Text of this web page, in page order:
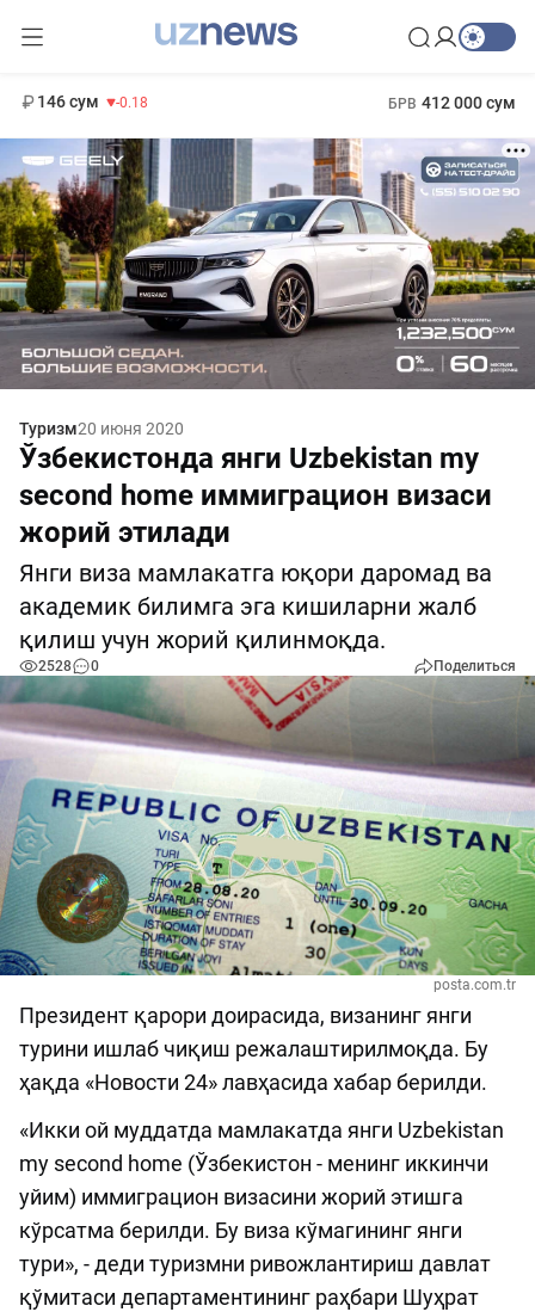
146 сум -0.18 БРВ 412 000 сум
Туризм20 июня 2020
Ўзбекистонда янги Uzbekistan my
second home иммиграцион визаси
жорий этилади
Янги виза мамлакатга юқори даромад ва
академик билимга эга кишиларни жалб
қилиш учун жорий қилинмоқда.
2528 0 Поделиться
posta.com.tr
Президент қарори доирасида, визанинг янги
турини ишлаб чиқиш режалаштирилмоқда. Бу
ҳақда «Новости 24» лавҳасида хабар берилди.
«Икки ой муддатда мамлакатда янги Uzbekistan
my second home (Ўзбекистон - менинг иккинчи
уйим) иммиграцион визасини жорий этишга
кўрсатма берилди. Бу виза кўмагининг янги
тури», - деди туризмни ривожлантириш давлат
қўмитаси департаментининг раҳбари Шуҳрат